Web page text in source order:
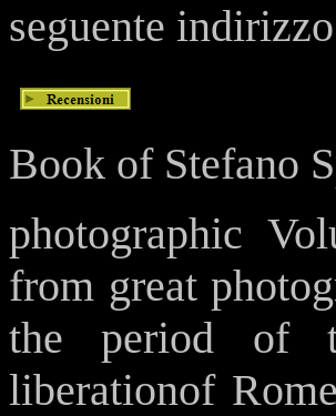
seguente
Book of Stefano
photographic
from great
the period of
liberationof